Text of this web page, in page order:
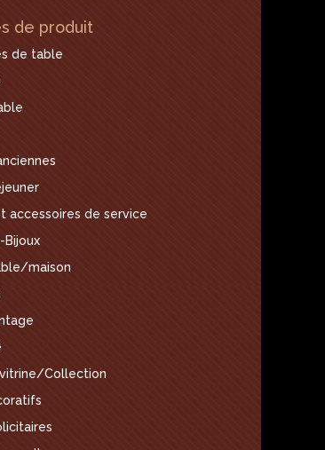
de produit
de table
accessoires de service
Bijoux
maison
Collection